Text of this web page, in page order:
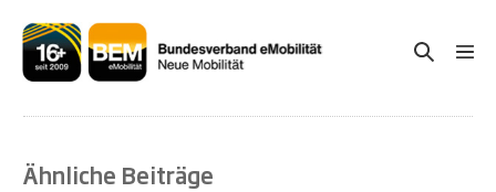
Inhalt
springen
Suche-
Ähnliche Beiträge